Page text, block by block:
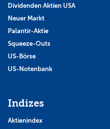
Dividenden Aktien USA
Neuer Markt
Palantir-Aktie
Squeeze-Outs
US-Börse
US-Notenbank
Indizes
Aktienindex